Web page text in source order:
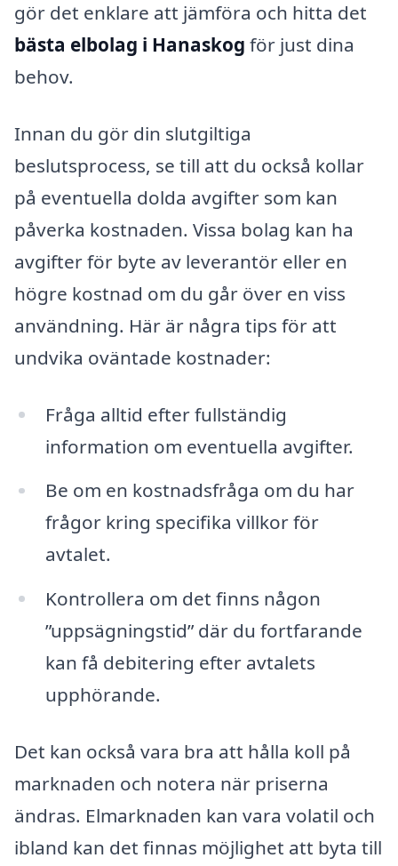
gör det enklare att jämföra och hitta det
bästa elbolag i Hanaskog för just dina
behov.
Innan du gör din slutgiltiga
beslutsprocess, se till att du också kollar
på eventuella dolda avgifter som kan
påverka kostnaden. Vissa bolag kan ha
avgifter för byte av leverantör eller en
högre kostnad om du går över en viss
användning. Här är några tips för att
undvika oväntade kostnader:
Fråga alltid efter fullständig
information om eventuella avgifter.
Be om en kostnadsfråga om du har
frågor kring specifika villkor för
avtalet.
Kontrollera om det finns någon
”uppsägningstid” där du fortfarande
kan få debitering efter avtalets
upphörande.
Det kan också vara bra att hålla koll på
marknaden och notera när priserna
ändras. Elmarknaden kan vara volatil och
ibland kan det finnas möjlighet att byta till